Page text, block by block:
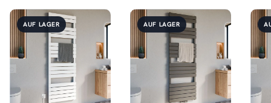
AUF LAGER AUF LAGER